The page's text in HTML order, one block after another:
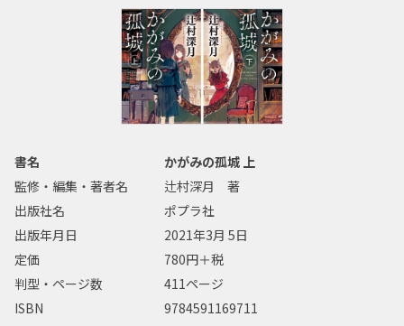
書名
かがみの孤城 上
監修・編集・著者名
辻村深月 著
出版社名
ポプラ社
出版年月日
2021年3月 5日
定価
780円＋税
判型・ページ数
411ページ
ISBN
9784591169711